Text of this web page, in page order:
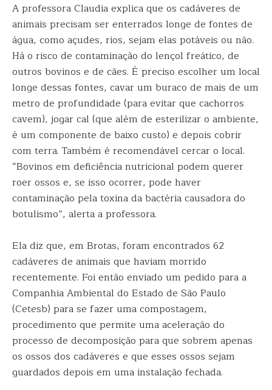
A professora Claudia explica que os cadáveres de
animais precisam ser enterrados longe de fontes de
água, como açudes, rios, sejam elas potáveis ou não.
Há o risco de contaminação do lençol freático, de
outros bovinos e de cães. É preciso escolher um local
longe dessas fontes, cavar um buraco de mais de um
metro de profundidade (para evitar que cachorros
cavem), jogar cal (que além de esterilizar o ambiente,
é um componente de baixo custo) e depois cobrir
com terra. Também é recomendável cercar o local.
“Bovinos em deficiência nutricional podem querer
roer ossos e, se isso ocorrer, pode haver
contaminação pela toxina da bactéria causadora do
botulismo”, alerta a professora.
Ela diz que, em Brotas, foram encontrados 62
cadáveres de animais que haviam morrido
recentemente. Foi então enviado um pedido para a
Companhia Ambiental do Estado de São Paulo
(Cetesb) para se fazer uma compostagem,
procedimento que permite uma aceleração do
processo de decomposição para que sobrem apenas
os ossos dos cadáveres e que esses ossos sejam
guardados depois em uma instalação fechada.